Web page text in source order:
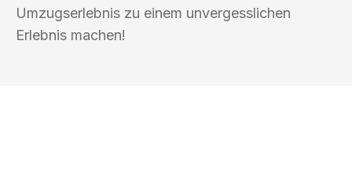
Umzugserlebnis zu einem unvergesslichen
Erlebnis machen!